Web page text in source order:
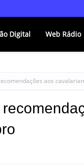
Digital Web Rádio
aos